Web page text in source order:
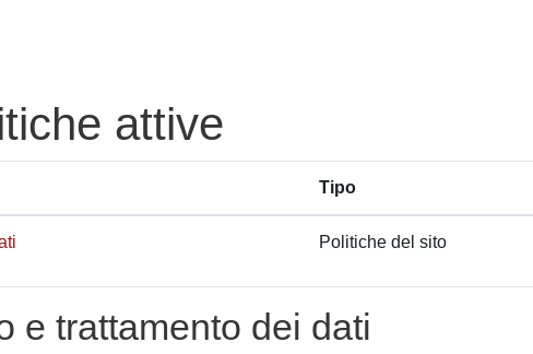
attive
Tipo
Politiche del sito
e trattamento dei dati